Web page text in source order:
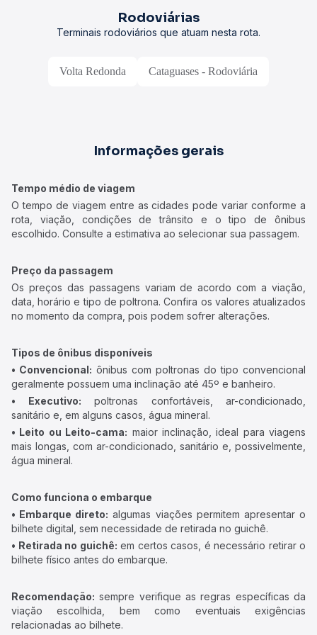
Rodoviárias
Terminais rodoviários que atuam nesta rota.
Volta Redonda Cataguases - Rodoviária
Informações gerais
Tempo médio de viagem
O tempo de viagem entre as cidades pode variar conforme a
rota, viação, condições de trânsito e o tipo de ônibus
escolhido. Consulte a estimativa ao selecionar sua passagem.
Preço da passagem
Os preços das passagens variam de acordo com a viação,
data, horário e tipo de poltrona. Confira os valores atualizados
no momento da compra, pois podem sofrer alterações.
Tipos de ônibus disponíveis
• Convencional: ônibus com poltronas do tipo convencional
geralmente possuem uma inclinação até 45º e banheiro.
• Executivo: poltronas confortáveis, ar-condicionado,
sanitário e, em alguns casos, água mineral.
• Leito ou Leito-cama: maior inclinação, ideal para viagens
mais longas, com ar-condicionado, sanitário e, possivelmente,
água mineral.
Como funciona o embarque
• Embarque direto: algumas viações permitem apresentar o
bilhete digital, sem necessidade de retirada no guichê.
• Retirada no guichê: em certos casos, é necessário retirar o
bilhete físico antes do embarque.
Recomendação: sempre verifique as regras específicas da
viação escolhida, bem como eventuais exigências
relacionadas ao bilhete.